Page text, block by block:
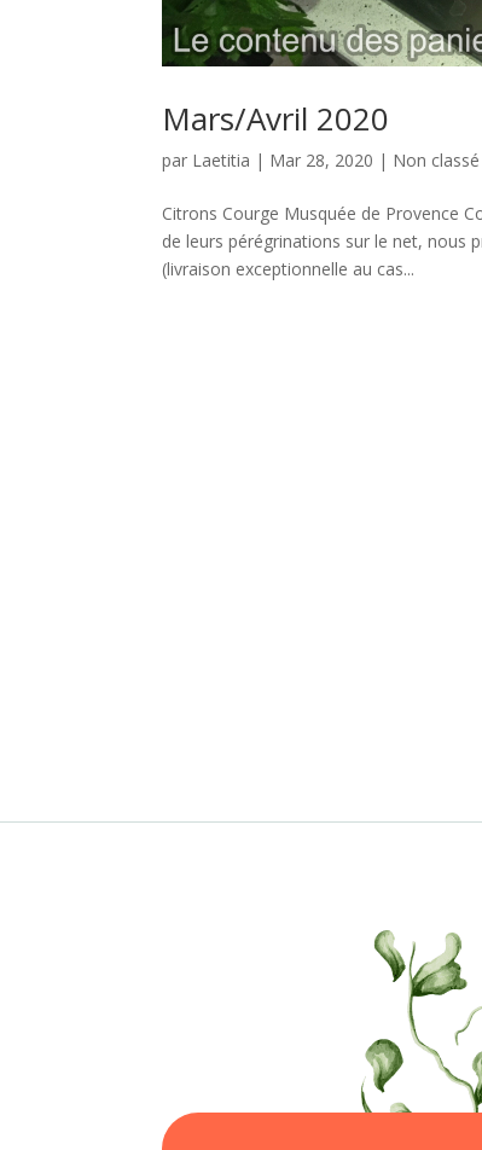
Mars/Avril 2020
par Laetitia | Mar 28, 2020 | Non classé
Citrons Courge Musquée de Provence
de leurs pérégrinations sur le net, nous
(livraison exceptionnelle au cas...